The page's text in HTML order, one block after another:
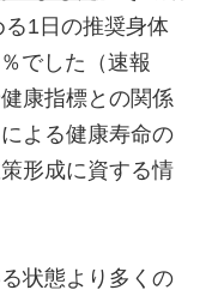
1日の推奨身体
でした（速報
康指標との関係
よる健康寿命の
形成に資する情
状態より多くの